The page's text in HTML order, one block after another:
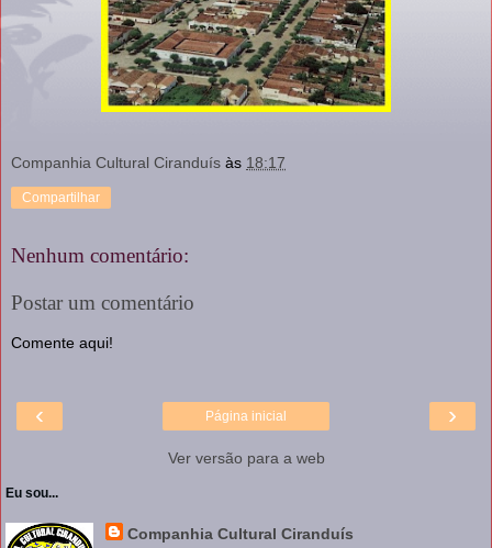
Companhia Cultural Ciranduís às 18:17
Compartilhar
Nenhum comentário:
Postar um comentário
Comente aqui!
‹ ›
Página inicial
Ver versão para a web
Eu sou...
Companhia Cultural Ciranduís